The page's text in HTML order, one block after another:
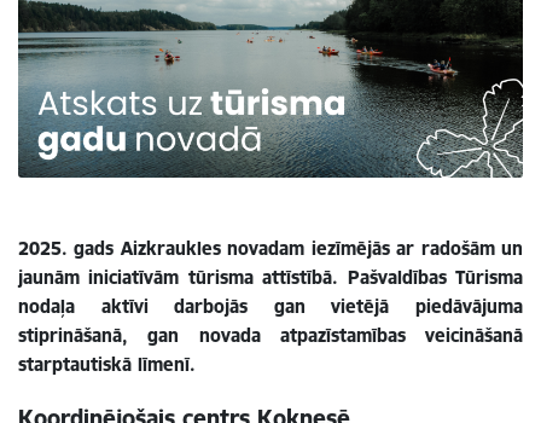
2025. gads Aizkraukles novadam iezīmējās ar radošām un
jaunām iniciatīvām tūrisma attīstībā. Pašvaldības Tūrisma
nodaļa aktīvi darbojās gan vietējā piedāvājuma
stiprināšanā, gan novada atpazīstamības veicināšanā
starptautiskā līmenī.